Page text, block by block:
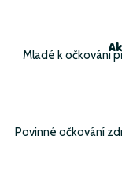
Mladé k očkování
Povinné očkování